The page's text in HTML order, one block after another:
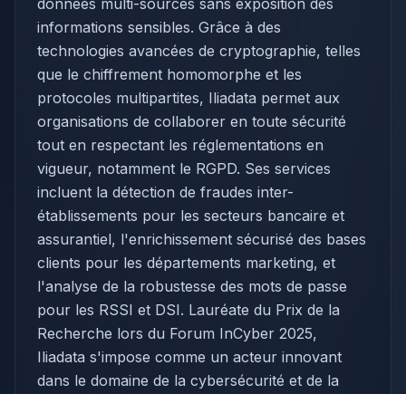
données multi-sources sans exposition des
informations sensibles. Grâce à des
technologies avancées de cryptographie, telles
que le chiffrement homomorphe et les
protocoles multipartites, Iliadata permet aux
organisations de collaborer en toute sécurité
tout en respectant les réglementations en
vigueur, notamment le RGPD. Ses services
incluent la détection de fraudes inter-
établissements pour les secteurs bancaire et
assurantiel, l'enrichissement sécurisé des bases
clients pour les départements marketing, et
l'analyse de la robustesse des mots de passe
pour les RSSI et DSI. Lauréate du Prix de la
Recherche lors du Forum InCyber 2025,
Iliadata s'impose comme un acteur innovant
dans le domaine de la cybersécurité et de la